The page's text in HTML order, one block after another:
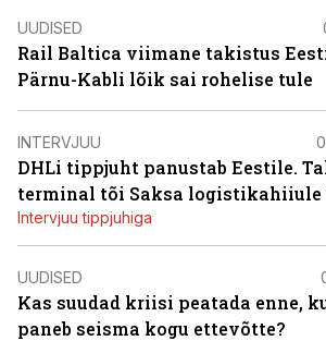
UUDISED
Rail Baltica viimane takistus
Pärnu-Kabli lõik sai rohelise tule
INTERVJUU
DHLi tippjuht panustab Eestile.
terminal tõi Saksa logistikahiiule
Intervjuu tippjuhiga
UUDISED
Kas suudad kriisi peatada enne,
paneb seisma kogu ettevõtte?